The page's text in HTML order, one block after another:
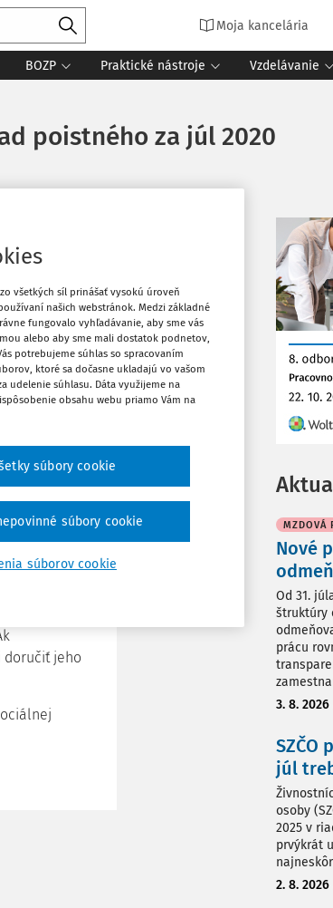
Moja kancelária
BOZP Praktické nástroje Vzdelávanie
poistného za júl 2020
lehotu na
vlády o
stavu
júla 2020.
2020
ako za
účel
je
doručiť jeho
Obľúbené
Zdieľať
MZDOVÁ
Nové
Od 31.
štruktúry
prácu
3. 8. 2026
SZČO
júl
osoby
2025 v
prvýkrát
2. 8. 2026
všetkých síl prinášať vysokú úroveň
našich webstránok. Medzi základné
fungovalo vyhľadávanie, aby sme vás
alebo aby sme mali dostatok podnetov,
potrebujeme súhlas so spracovaním
ktoré sa dočasne ukladajú vo vašom
udelenie súhlasu. Dáta využijeme na
obsahu webu priamo Vám na
súborov cookie
súbory cookie
súbory cookie